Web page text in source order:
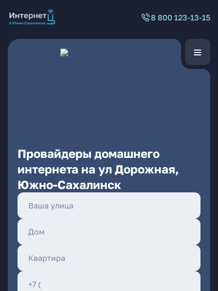
8 800 123-13-15
Провайдеры домашнего
интернета на ул Дорожная,
Южно-Сахалинск